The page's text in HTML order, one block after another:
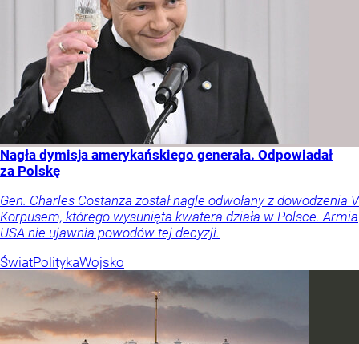
Nagła dymisja amerykańskiego generała. Odpowiadał
za Polskę
Gen. Charles Costanza został nagle odwołany z dowodzenia V
Korpusem, którego wysunięta kwatera działa w Polsce. Armia
USA nie ujawnia powodów tej decyzji.
ŚwiatPolitykaWojsko